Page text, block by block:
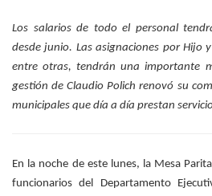
Los salarios de todo el personal
desde junio. Las asignaciones por Hijo
entre otras, tendrán una importante
gestión de Claudio Polich renovó su
municipales que día a día prestan
En la noche de este lunes, la Mesa
funcionarios del Departamento